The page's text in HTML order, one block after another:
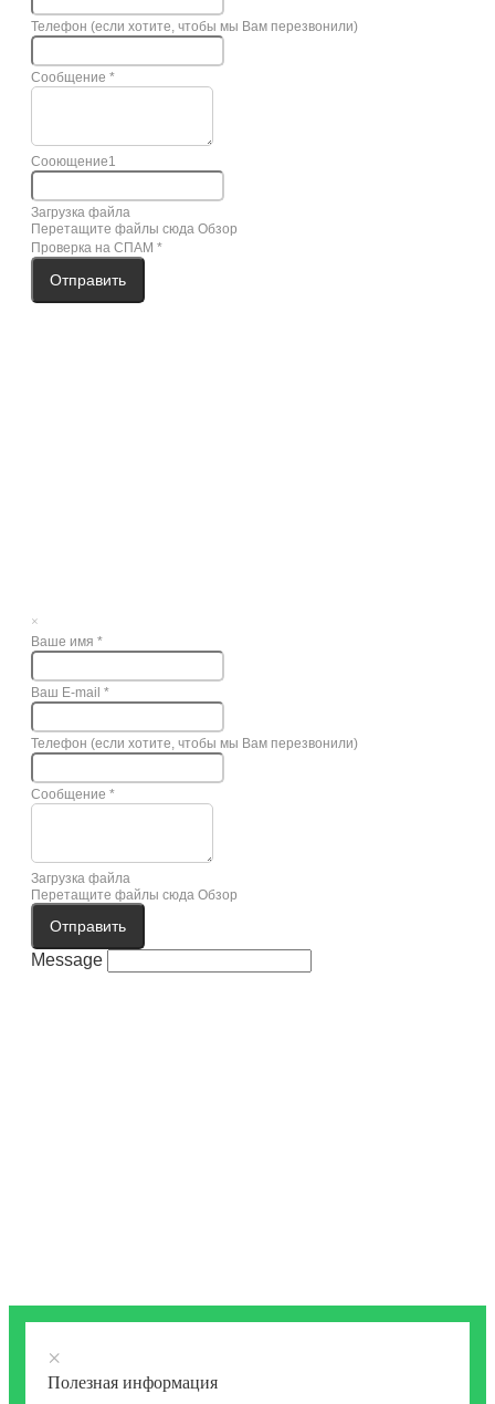
Телефон (если хотите, чтобы мы Вам перезвонили)
Сообщение *
Сооющение1
Загрузка файла
Перетащите файлы сюда Обзор
Проверка на СПАМ *
Отправить
×
Ваше имя *
Ваш E-mail *
Телефон (если хотите, чтобы мы Вам перезвонили)
Сообщение *
Загрузка файла
Перетащите файлы сюда Обзор
Отправить
Message
×
Полезная информация